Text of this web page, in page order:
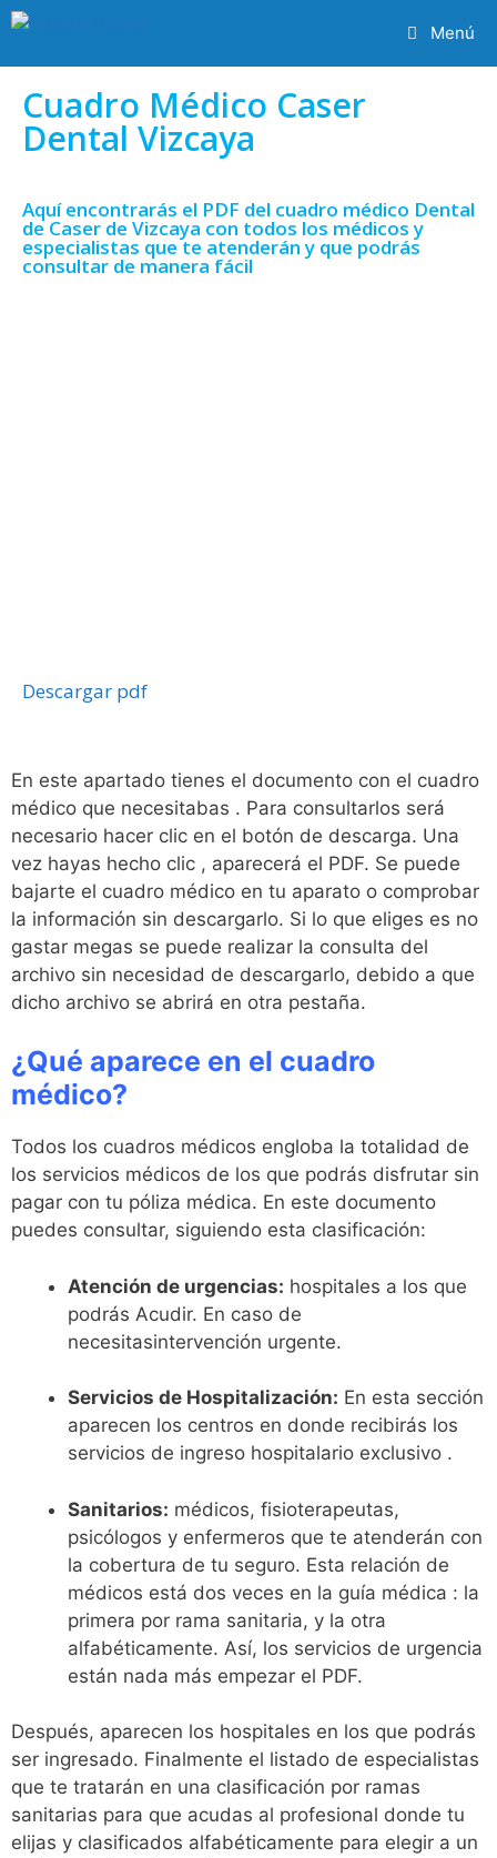
Menú
Cuadro Médico Caser
Dental Vizcaya
Aquí encontrarás el PDF del cuadro médico Dental
de Caser de Vizcaya con todos los médicos y
especialistas que te atenderán y que podrás
consultar de manera fácil
Descargar pdf
En este apartado tienes el documento con el cuadro
médico que necesitabas . Para consultarlos será
necesario hacer clic en el botón de descarga. Una
vez hayas hecho clic , aparecerá el PDF. Se puede
bajarte el cuadro médico en tu aparato o comprobar
la información sin descargarlo. Si lo que eliges es no
gastar megas se puede realizar la consulta del
archivo sin necesidad de descargarlo, debido a que
dicho archivo se abrirá en otra pestaña.
¿Qué aparece en el cuadro
médico?
Todos los cuadros médicos engloba la totalidad de
los servicios médicos de los que podrás disfrutar sin
pagar con tu póliza médica. En este documento
puedes consultar, siguiendo esta clasificación:
Atención de urgencias: hospitales a los que
podrás Acudir. En caso de
necesitasintervención urgente.
Servicios de Hospitalización: En esta sección
aparecen los centros en donde recibirás los
servicios de ingreso hospitalario exclusivo .
Sanitarios: médicos, fisioterapeutas,
psicólogos y enfermeros que te atenderán con
la cobertura de tu seguro. Esta relación de
médicos está dos veces en la guía médica : la
primera por rama sanitaria, y la otra
alfabéticamente. Así, los servicios de urgencia
están nada más empezar el PDF.
Después, aparecen los hospitales en los que podrás
ser ingresado. Finalmente el listado de especialistas
que te tratarán en una clasificación por ramas
sanitarias para que acudas al profesional donde tu
elijas y clasificados alfabéticamente para elegir a un